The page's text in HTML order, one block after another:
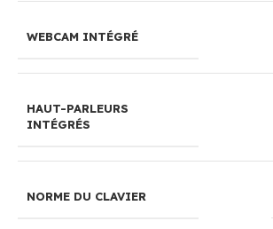
WEBCAM INTÉGRÉ
HAUT-PARLEURS
INTÉGRÉS
NORME DU CLAVIER